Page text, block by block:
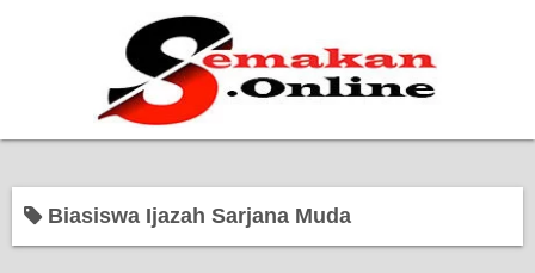
Bantuan Kerajaan
Biasiswa Ijazah Sarjana Muda